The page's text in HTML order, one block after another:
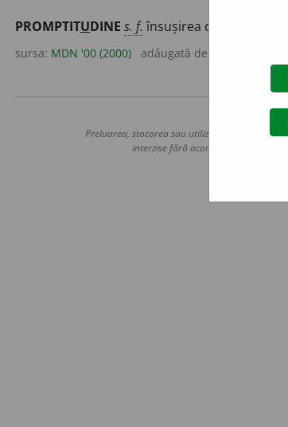
PROMPTITUDINE s. f. însușirea de a fi
sursa: MDN '00 (2000) adăugată de
Preluarea, stocarea sau utilizarea datelor de
interzise fără acordul nostru